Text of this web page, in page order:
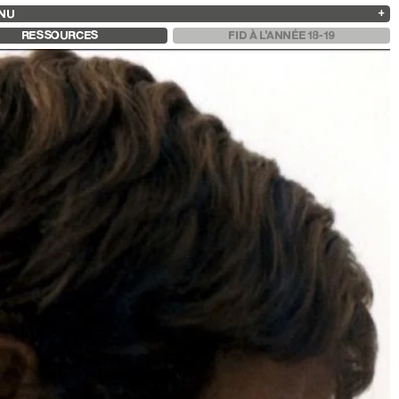
13
2025
2024
2023
2021
2020
2019
RESSOURCES FID À L'ANNÉE 18-19